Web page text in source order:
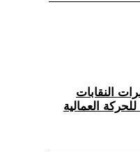
النقابات
العمالية